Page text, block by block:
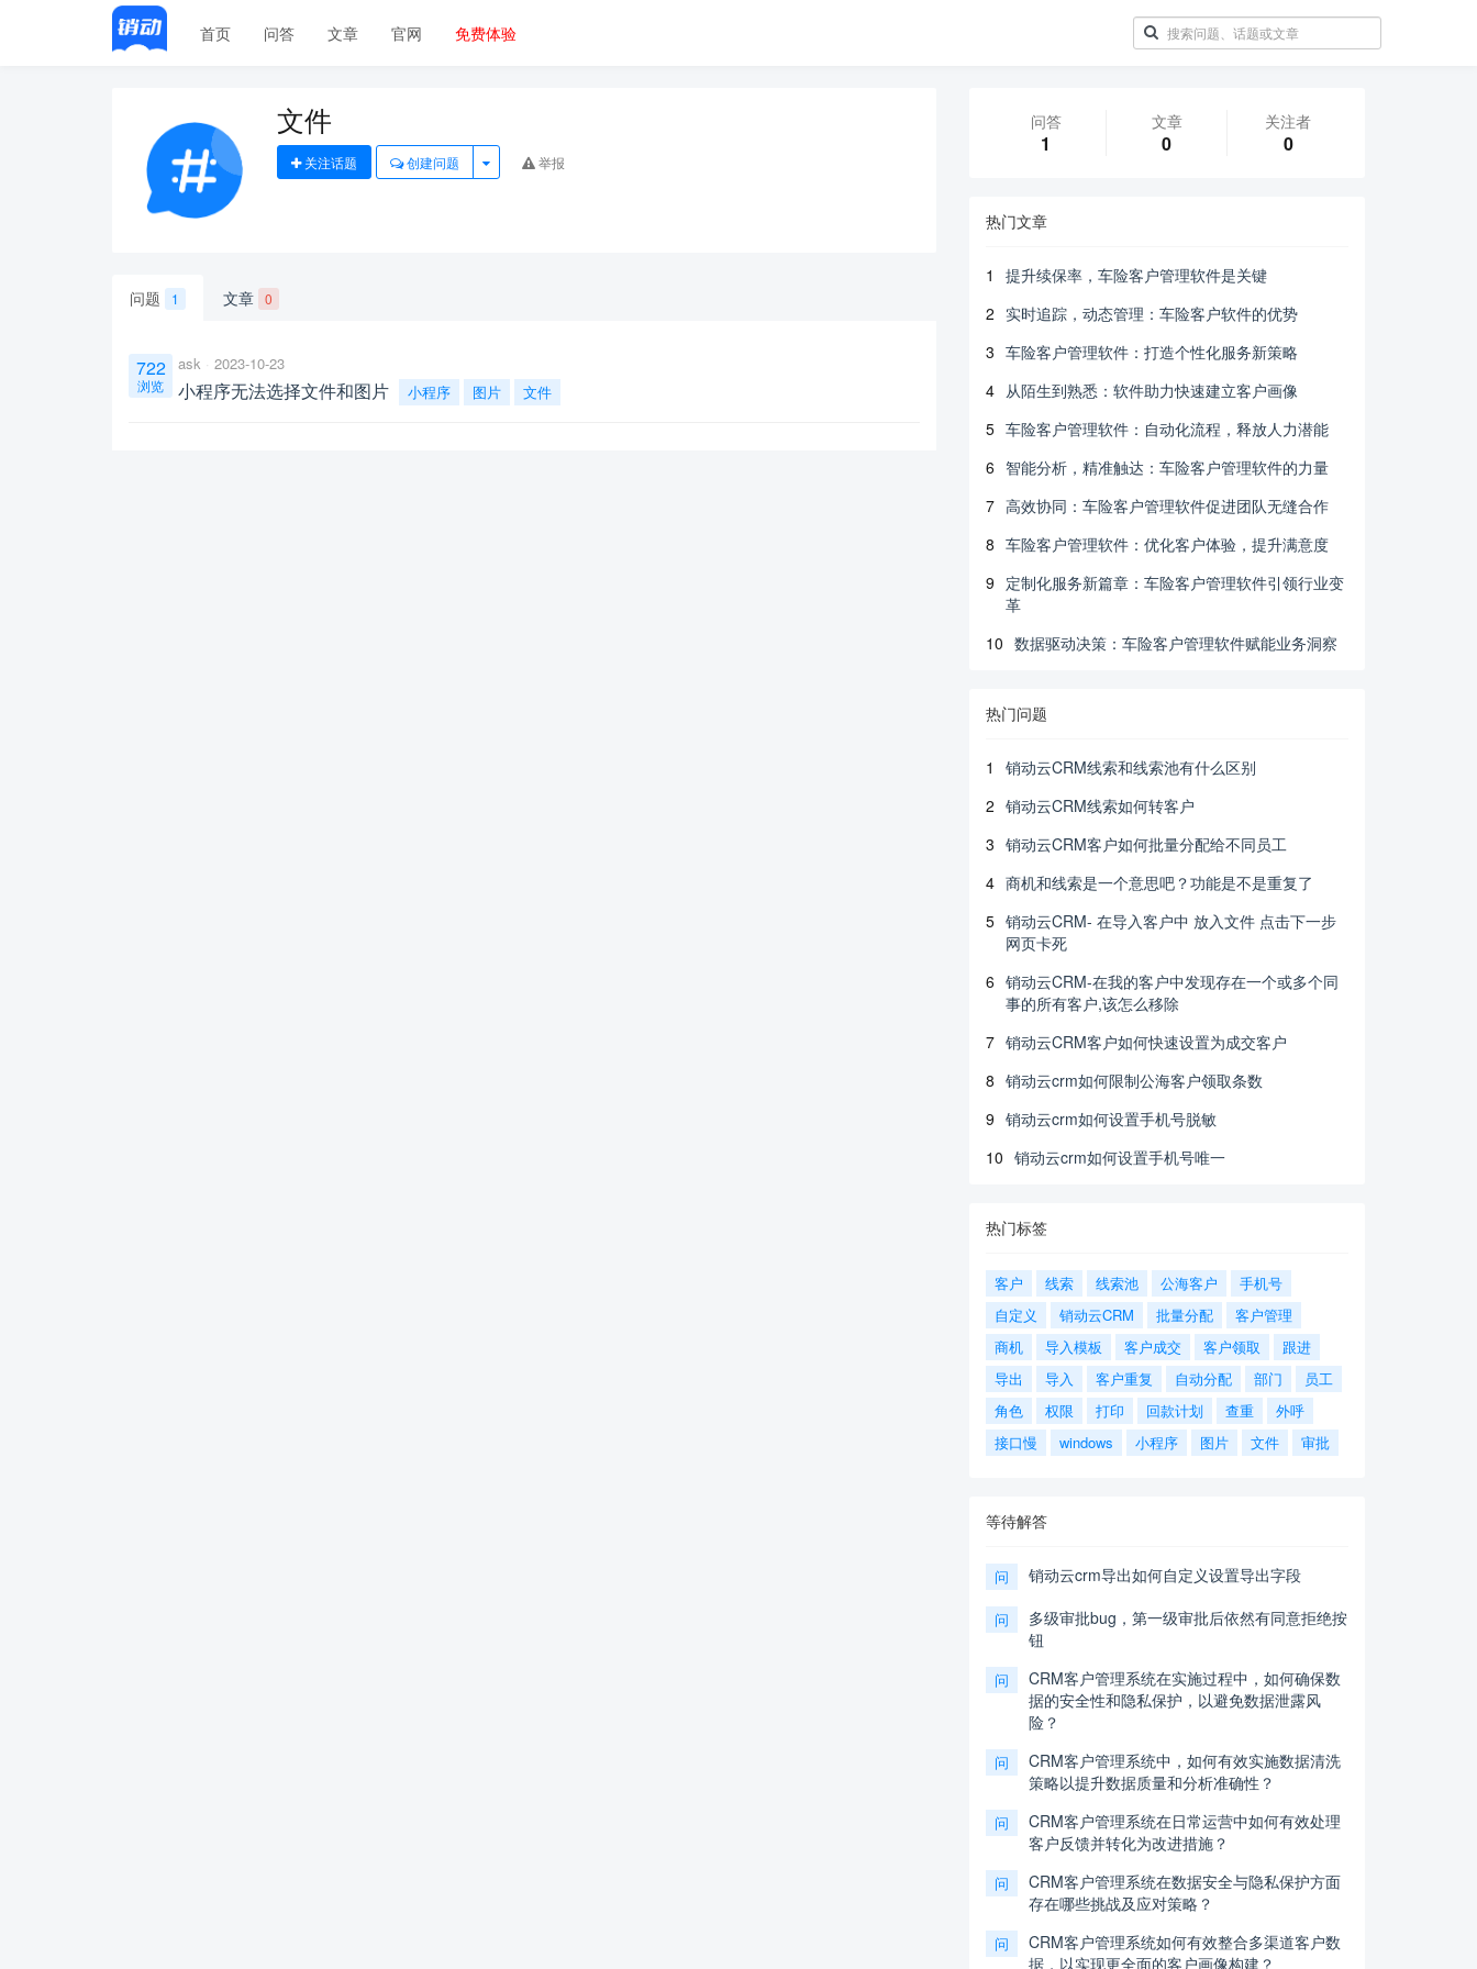
首页 问答 文章 官网 免费体验
文件
关注话题 创建问题 举报
问题 1 文章 0
722
浏览
ask 2023-10-23
小程序无法选择文件和图片 小程序 图片 文件
问答
1
文章
0
关注者
0
热门文章
1
提升续保率，车险客户管理软件是关键
2 实时追踪，动态管理：车险客户软件的优势
3 车险客户管理软件：打造个性化服务新策略
4 从陌生到熟悉：软件助力快速建立客户画像
5 车险客户管理软件：自动化流程，释放人力潜能
6 智能分析，精准触达：车险客户管理软件的力量
7 高效协同：车险客户管理软件促进团队无缝合作
8 车险客户管理软件：优化客户体验，提升满意度
9 定制化服务新篇章：车险客户管理软件引领行业变
革
10 数据驱动决策：车险客户管理软件赋能业务洞察
热门问题
1
销动云CRM线索和线索池有什么区别
2 销动云CRM线索如何转客户
3 销动云CRM客户如何批量分配给不同员工
4 商机和线索是一个意思吧？功能是不是重复了
5 销动云CRM- 在导入客户中 放入文件 点击下一步
网页卡死
6 销动云CRM-在我的客户中发现存在一个或多个同
事的所有客户,该怎么移除
7 销动云CRM客户如何快速设置为成交客户
8 销动云crm如何限制公海客户领取条数
9 销动云crm如何设置手机号脱敏
10 销动云crm如何设置手机号唯一
热门标签
客户 线索 线索池 公海客户
手机号
自定义
销动云CRM 批量分配
客户管理
商机
导入模板 客户成交 客户领取
跟进
导出
导入 客户重复 自动分配 部门
员工
角色
权限 打印 回款计划 查重
外呼
接口慢
windows 小程序 图片 文件 审批
等待解答
问 销动云crm导出如何自定义设置导出字段
问
多级审批bug，第一级审批后依然有同意拒绝按
钮
问
CRM客户管理系统在实施过程中，如何确保数
据的安全性和隐私保护，以避免数据泄露风
险？
问
CRM客户管理系统中，如何有效实施数据清洗
策略以提升数据质量和分析准确性？
问
CRM客户管理系统在日常运营中如何有效处理
客户反馈并转化为改进措施？
问
CRM客户管理系统在数据安全与隐私保护方面
存在哪些挑战及应对策略？
问
CRM客户管理系统如何有效整合多渠道客户数
据，以实现更全面的客户画像构建？